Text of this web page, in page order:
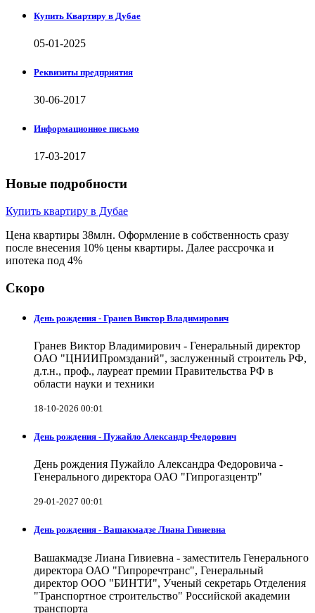
Купить Квартиру в Дубае
05-01-2025
Реквизиты предприятия
30-06-2017
Информационное письмо
17-03-2017
Новые подробности
Купить квартиру в Дубае
Цена квартиры 38млн. Оформление в собственность сразу
после внесения 10% цены квартиры. Далее рассрочка и
ипотека под 4%
Скоро
День рождения - Гранев Виктор Владимирович
Гранев Виктор Владимирович - Генеральный директор
ОАО "ЦНИИПромзданий", заслуженный строитель РФ,
д.т.н., проф., лауреат премии Правительства РФ в
области науки и техники
18-10-2026 00:01
День рождения - Пужайло Александр Федорович
День рождения Пужайло Александра Федоровича -
Генерального директора ОАО "Гипрогазцентр"
29-01-2027 00:01
День рождения - Вашакмадзе Лиана Гивиевна
Вашакмадзе Лиана Гивиевна - заместитель Генерального
директора ОАО "Гипроречтранс", Генеральный
директор ООО "БИНТИ", Ученый секретарь Отделения
"Транспортное строительство" Российской академии
транспорта